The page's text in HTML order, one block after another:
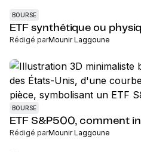
BOURSE
ETF synthétique ou
Rédigé parMounir Laggoune
BOURSE
ETF S&P500, comment
Rédigé parMounir Laggoune